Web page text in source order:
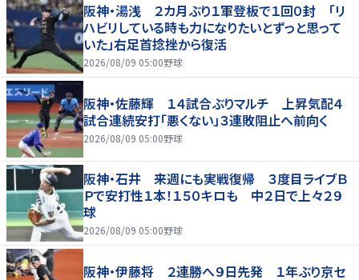
阪神・湯浅 ２カ月ぶり１軍登板で１回０封 「リ
ハビリしている時も力になりたいとずっと思って
いた」右足首捻挫から復活
2026/08/09 05:00野球
阪神・佐藤輝 １４試合ぶりマルチ 上昇気配４
試合連続安打「悪くない」３連敗阻止へ前向く
2026/08/09 05:00野球
阪神・石井 来週にも実戦復帰 ３度目ライブＢ
Ｐで安打性１本！１５０キロも 中２日で上々２９
球
2026/08/09 05:00野球
阪神・伊藤将 ２連勝へ９日先発 １年ぶり京セ